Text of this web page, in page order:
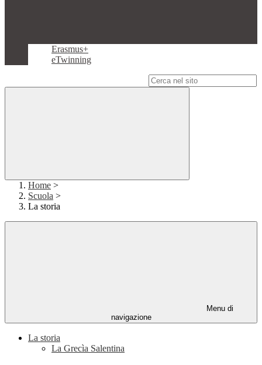
Erasmus+
eTwinning
Home >
Scuola >
La storia
Menu di
navigazione
La storia
La Grecìa Salentina